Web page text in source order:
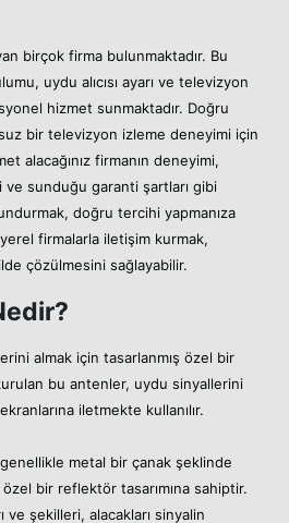
birçok firma bulunmaktadır. Bu
uydu alıcısı ayarı ve televizyon
hizmet sunmaktadır. Doğru
bir televizyon izleme deneyimi için
alacağınız firmanın deneyimi,
sunduğu garanti şartları gibi
doğru tercihi yapmanıza
yerel firmalarla iletişim kurmak,
çözülmesini sağlayabilir.
almak için tasarlanmış özel bir
bu antenler, uydu sinyallerini
iletmekte kullanılır.
metal bir çanak şeklinde
bir reflektör tasarımına sahiptir.
şekilleri, alacakları sinyalin